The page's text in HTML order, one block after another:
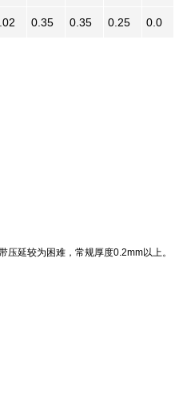
0.35 0.35 0.25 0.0
压延较为困难，常规厚度0.2mm以上。